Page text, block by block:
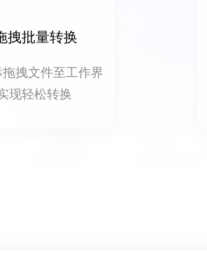
拽批量转换
拽文件至工作界
现轻松转换